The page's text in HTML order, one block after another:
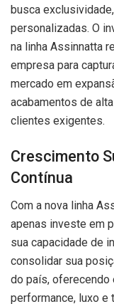
busca
personalizadas. O
na linha Assinnatta
empresa para
mercado em
acabamentos de
clientes exigentes.
Crescimento
Contínua
Com a nova linha
apenas investe em
sua capacidade de
consolidar sua
do país, oferecendo
performance, luxo e